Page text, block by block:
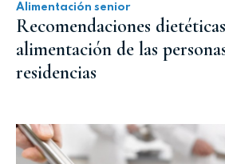
Alimentación senior
Recomendaciones
alimentación de las
residencias